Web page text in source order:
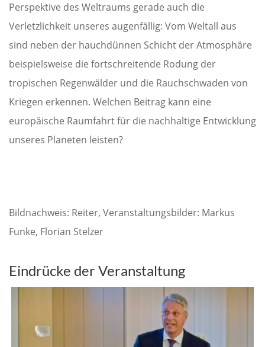
Perspektive des Weltraums gerade auch die
Verletzlichkeit unseres augenfällig: Vom Weltall aus
sind neben der hauchdünnen Schicht der Atmosphäre
beispielsweise die fortschreitende Rodung der
tropischen Regenwälder und die Rauchschwaden von
Kriegen erkennen. Welchen Beitrag kann eine
europäische Raumfahrt für die nachhaltige Entwicklung
unseres Planeten leisten?
Bildnachweis: Reiter, Veranstaltungsbilder: Markus
Funke, Florian Stelzer
Eindrücke der Veranstaltung